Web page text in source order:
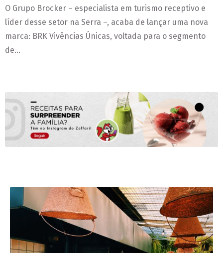
O Grupo Brocker – especialista em turismo receptivo e
líder desse setor na Serra –, acaba de lançar uma nova
marca: BRK Vivências Únicas, voltada para o segmento
de…